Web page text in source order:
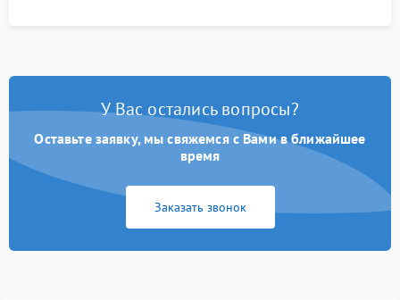
У Вас остались вопросы?
Оставьте заявку, мы свяжемся с Вами в ближайшее
время
Заказать звонок